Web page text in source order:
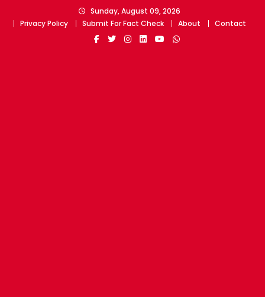
Sunday, August 09, 2026
Privacy Policy
Submit For Fact Check About Contact